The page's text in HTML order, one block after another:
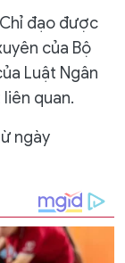
đạo được
của Bộ
Luật Ngân
quan.
ngày